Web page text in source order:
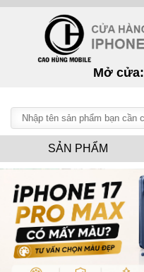
Mở cửa:
SẢN PHẨM